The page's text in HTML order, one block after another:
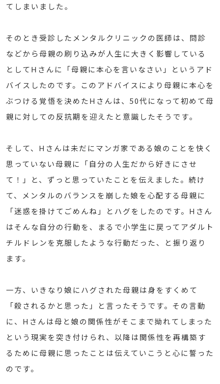
てしまいました。
そのとき受診したメンタルクリニックの医師は、問診
などから母親の刷り込みが人生に大きく影響している
としてHさんに「母親に本心を言いなさい」というアド
バイスしたのです。このアドバイスにより母親に本心を
ぶつける覚悟を決めたHさんは、50代になって初めて母
親に対しての反抗期を迎えたと意識したそうです。
そして、Hさんは未だにマンガ家である娘のことを快く
思っていない母親に「自分の人生だから好きにさせ
て！」と、ずっと思っていたことを伝えました。続け
て、メンタルのバランスを崩した娘を心配する母親に
「迷惑を掛けてごめんね」とハグをしたのです。Hさん
はそんな自分の行動を、まるで小学生に戻ってアダルト
チルドレンを克服したような行動だった、と振り返り
ます。
一方、いきなり娘にハグされた母親は身をすくめて
「殺されるかと思った」と言ったそうです。その言動
に、Hさんは母と娘の関係性がそこまで拗れてしまった
という現実を突き付けられ、以降は関係性を再構築す
るために母親に思ったことは伝えていこうと心に誓った
のです。